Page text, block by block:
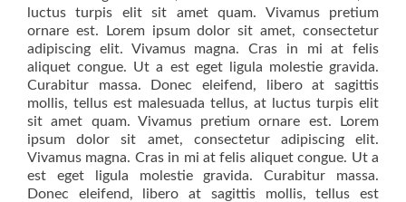
luctus turpis elit sit amet quam. Vivamus pretium
ornare est. Lorem ipsum dolor sit amet, consectetur
adipiscing elit. Vivamus magna. Cras in mi at felis
aliquet congue. Ut a est eget ligula molestie gravida.
Curabitur massa. Donec eleifend, libero at sagittis
mollis, tellus est malesuada tellus, at luctus turpis elit
sit amet quam. Vivamus pretium ornare est. Lorem
ipsum dolor sit amet, consectetur adipiscing elit.
Vivamus magna. Cras in mi at felis aliquet congue. Ut a
est eget ligula molestie gravida. Curabitur massa.
Donec eleifend, libero at sagittis mollis, tellus est